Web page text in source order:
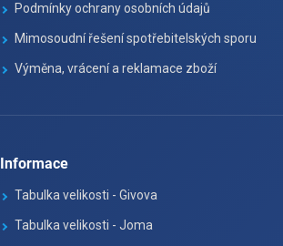
Podmínky ochrany osobních údajů
Mimosoudní řešení spotřebitelských sporu
Výměna, vrácení a reklamace zboží
Informace
Tabulka velikosti - Givova
Tabulka velikosti - Joma